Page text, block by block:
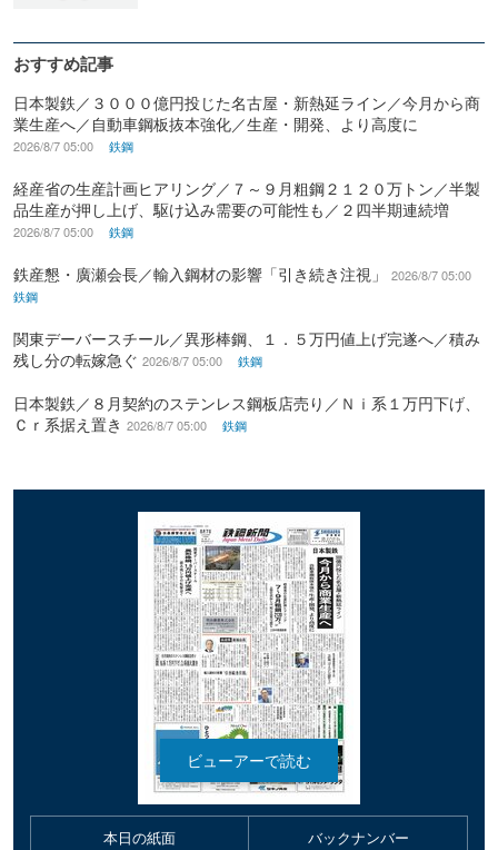
おすすめ記事
日本製鉄／３０００億円投じた名古屋・新熱延ライン／今月から商
業生産へ／自動車鋼板抜本強化／生産・開発、より高度に
2026/8/7 05:00 鉄鋼
経産省の生産計画ヒアリング／７～９月粗鋼２１２０万トン／半製
品生産が押し上げ、駆け込み需要の可能性も／２四半期連続増
2026/8/7 05:00 鉄鋼
鉄産懇・廣瀬会長／輸入鋼材の影響「引き続き注視」
2026/8/7 05:00
鉄鋼
関東デーバースチール／異形棒鋼、１．５万円値上げ完遂へ／積み
残し分の転嫁急ぐ 2026/8/7 05:00 鉄鋼
日本製鉄／８月契約のステンレス鋼板店売り／Ｎｉ系１万円下げ、
Ｃｒ系据え置き 2026/8/7 05:00 鉄鋼
本日の紙面 バックナンバー